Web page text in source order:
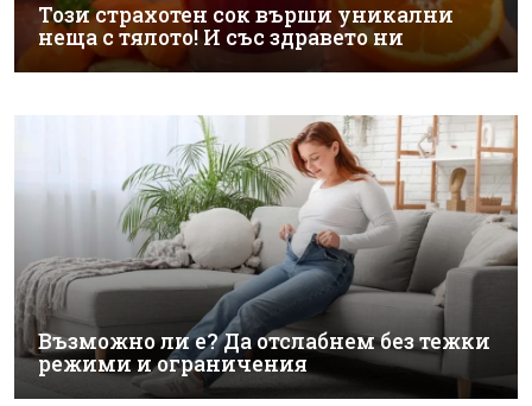
Този страхотен сок върши уникални
неща с тялото! И със здравето ни
Възможно ли е? Да отслабнем без тежки
режими и ограничения